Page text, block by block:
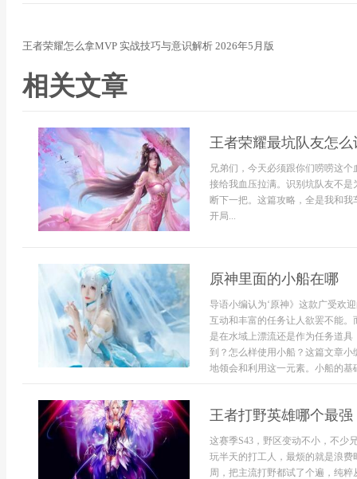
王者荣耀怎么拿MVP 实战技巧与意识解析 2026年5月版
相关文章
王者荣耀最坑队友怎
兄弟们，今天必须跟你们唠唠这
接给我血压拉满。识别坑队友不
断下一把。这篇攻略，全是我和
开局...
原神里面的小船在哪
导语小编认为‘原神》这款广受欢
互动和丰富的任务让人欲罢不能
是在水域上漂流还是作为任务道
到？怎么样使用小船？这篇文章
地领会和利用这一元素。小船的基
王者打野英雄哪个最
这赛季S43，野区变动不小，不少
玩半天的打工人，最烦的就是浪
周，把主流打野都试了个遍，纯